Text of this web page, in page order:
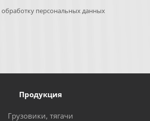
обработку персональных данных
Продукция
Грузовики, тягачи